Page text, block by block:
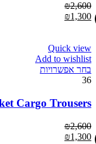
₪2,600
₪1,300
Quick view
Add to wishlist
בחר אפשרויות
36
Cargo Trousers
₪2,600
₪1,300